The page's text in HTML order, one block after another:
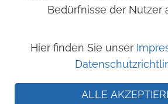
Verhinderungspflege
Bedürfnisse der Nutzer
Hier finden Sie unser
ALLE